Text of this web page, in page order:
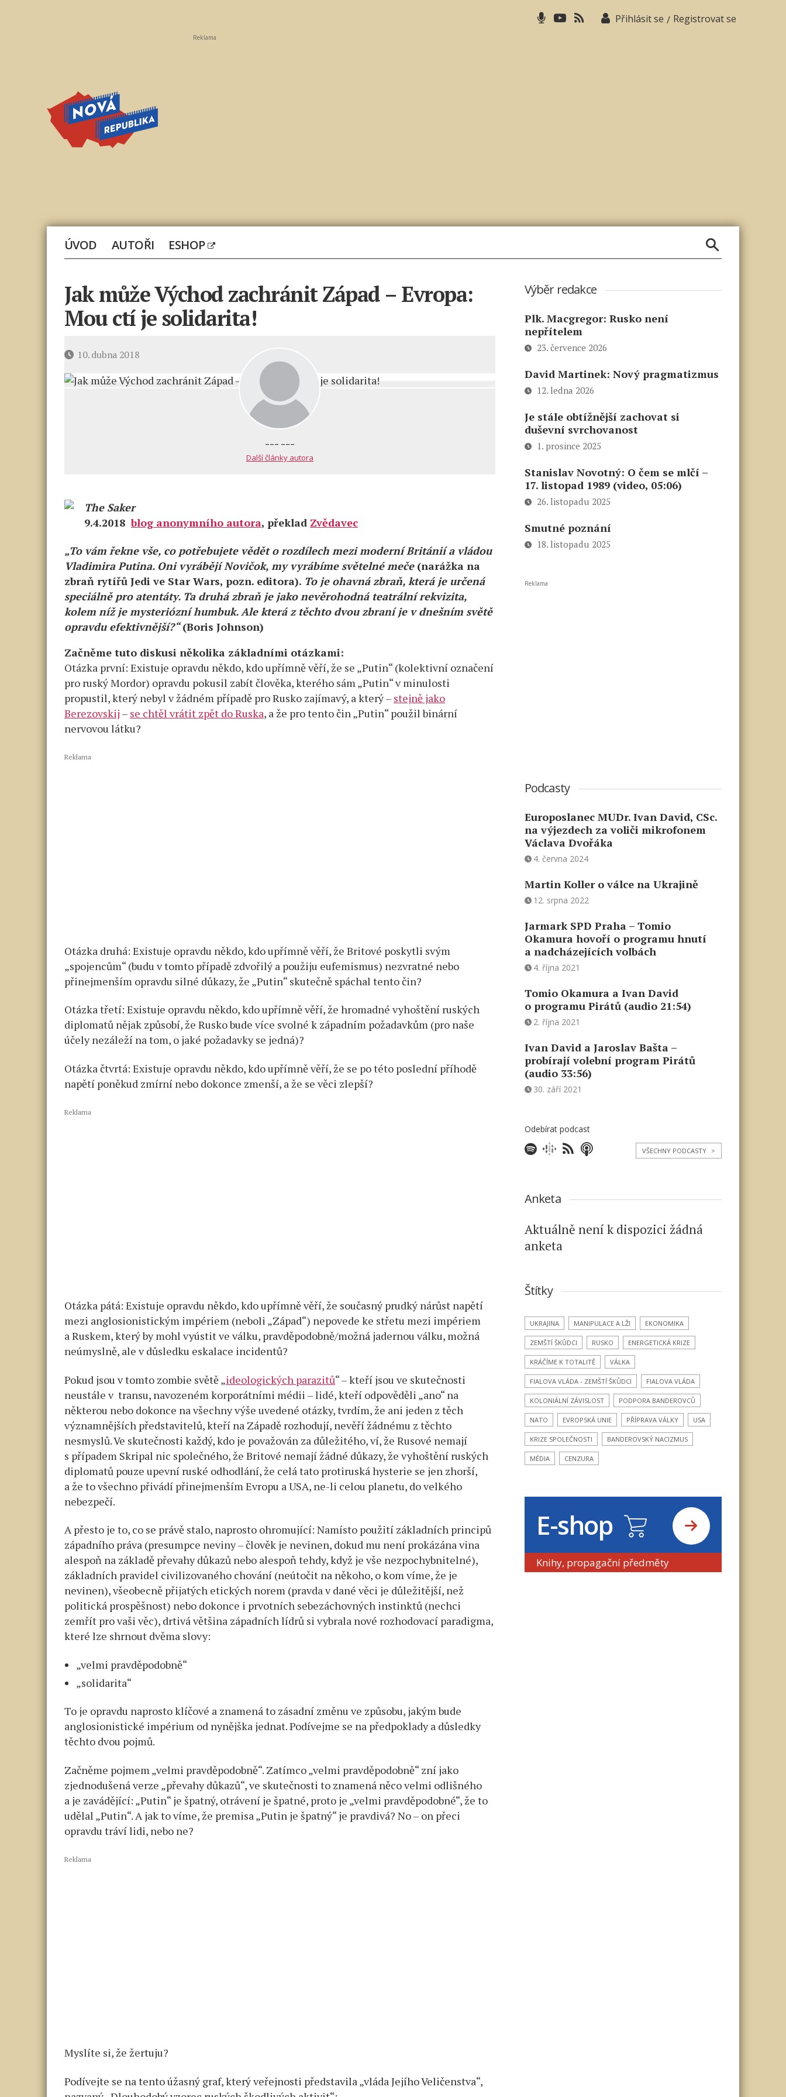
Přihlásit se / Registrovat se
Reklama
ÚVOD AUTOŘI ESHOP
Jak může Východ zachránit Západ – Evropa:
Mou ctí je solidarita!
Datum10. dubna 2018
--- ---
Další články autora
The Saker
9.4.2018blog anonymního autora, překlad Zvědavec
„To vám řekne vše, co potřebujete vědět o rozdílech mezi moderní Británií a vládou
Vladimira Putina. Oni vyrábějí Novičok, my vyrábíme světelné meče(narážka na
zbraň rytířů Jedi ve Star Wars, pozn. editora). To je ohavná zbraň, která je určená
speciálně pro atentáty. Ta druhá zbraň je jako nevěrohodná teatrální rekvizita,
kolem níž je mysteriózní humbuk. Ale která z těchto dvou zbraní je v dnešním světě
opravdu efektivnější?“(Boris Johnson)
Začněme tuto diskusi několika základními otázkami:
Otázka první: Existuje opravdu někdo, kdo upřímně věří, že se „Putin“ (kolektivní označení
pro ruský Mordor) opravdu pokusil zabít člověka, kterého sám „Putin“ v minulosti
propustil, který nebyl v žádném případě pro Rusko zajímavý, a který – stejně jako
Berezovskij – se chtěl vrátit zpět do Ruska, a že pro tento čin „Putin“ použil binární
nervovou látku?
Reklama
Otázka druhá: Existuje opravdu někdo, kdo upřímně věří, že Britové poskytli svým
„spojencům“ (budu v tomto případě zdvořilý a použiju eufemismus) nezvratné nebo
přinejmenším opravdu silné důkazy, že „Putin“ skutečně spáchal tento čin?
Otázka třetí: Existuje opravdu někdo, kdo upřímně věří, že hromadné vyhoštění ruských
diplomatů nějak způsobí, že Rusko bude více svolné k západním požadavkům (pro naše
účely nezáleží na tom, o jaké požadavky se jedná)?
Otázka čtvrtá: Existuje opravdu někdo, kdo upřímně věří, že se po této poslední příhodě
napětí poněkud zmírní nebo dokonce zmenší, a že se věci zlepší?
Reklama
Otázka pátá: Existuje opravdu někdo, kdo upřímně věří, že současný prudký nárůst napětí
mezi anglosionistickým impériem (neboli „Západ“) nepovede ke střetu mezi impériem
a Ruskem, který by mohl vyústit ve válku, pravděpodobně/možná jadernou válku, možná
neúmyslně, ale v důsledku eskalace incidentů?
Pokud jsou v tomto zombie světě „ideologických parazitů“ – kteří jsou ve skutečnosti
neustále v transu, navozeném korporátními médii – lidé, kteří odpověděli „ano“ na
některou nebo dokonce na všechny výše uvedené otázky, tvrdím, že ani jeden z těch
významnějších představitelů, kteří na Západě rozhodují, nevěří žádnému z těchto
nesmyslů. Ve skutečnosti každý, kdo je považován za důležitého, ví, že Rusové nemají
s případem Skripal nic společného, ​​že Britové nemají žádné důkazy, že vyhoštění ruských
diplomatů pouze upevní ruské odhodlání, že celá tato protiruská hysterie se jen zhorší,
a že to všechno přivádí přinejmenším Evropu a USA, ne-li celou planetu, do velkého
nebezpečí.
A přesto je to, co se právě stalo, naprosto ohromující: Namísto použití základních principů
západního práva (presumpce neviny – člověk je nevinen, dokud mu není prokázána vina
alespoň na základě převahy důkazů nebo alespoň tehdy, když je vše nezpochybnitelné),
základních pravidel civilizovaného chování (neútočit na někoho, o kom víme, že je
nevinen), všeobecně přijatých etických norem (pravda v dané věci je důležitější, než
politická prospěšnost) nebo dokonce i prvotních sebezáchovných instinktů (nechci
zemřít pro vaši věc), drtivá většina západních lídrů si vybrala nové rozhodovací paradigma,
které lze shrnout dvěma slovy:
„velmi pravděpodobně“
„solidarita“
To je opravdu naprosto klíčové a znamená to zásadní změnu ve způsobu, jakým bude
anglosionistické impérium od nynějška jednat. Podívejme se na předpoklady a důsledky
těchto dvou pojmů.
Začněme pojmem „velmi pravděpodobně“. Zatímco „velmi pravděpodobně“ zní jako
zjednodušená verze „převahy důkazů“, ve skutečnosti to znamená něco velmi odlišného
a je zavádějící: „Putin“ je špatný, otrávení je špatné, proto je „velmi pravděpodobné“, že to
udělal „Putin“. A jak to víme, že premisa „Putin je špatný“ je pravdivá? No – on přeci
opravdu tráví lidi, nebo ne?
Reklama
Myslíte si, že žertuju?
Podívejte se na tento úžasný graf, který veřejnosti představila „vláda Jejího Veličenstva“,
Výběr redakce
Plk. Macgregor: Rusko není
nepřítelem
23. července 2026
David Martinek: Nový pragmatizmus
12. ledna 2026
Je stále obtížnější zachovat si
duševní svrchovanost
1. prosince 2025
Stanislav Novotný: O čem se mlčí –
17. listopad 1989 (video, 05:06)
26. listopadu 2025
Smutné poznání
18. listopadu 2025
Reklama
Podcasty
Europoslanec MUDr. Ivan David, CSc.
na výjezdech za voliči mikrofonem
Václava Dvořáka
4. června 2024
Martin Koller o válce na Ukrajině
12. srpna 2022
Jarmark SPD Praha – Tomio
Okamura hovoří o programu hnutí
a nadcházejících volbách
4. října 2021
Tomio Okamura a Ivan David
o programu Pirátů (audio 21:54)
2. října 2021
Ivan David a Jaroslav Bašta –
probírají volební program Pirátů
(audio 33:56)
30. září 2021
Odebírat podcast
VŠECHNY PODCASTY >
Anketa
Aktuálně není k dispozici žádná
anketa
Štítky
UKRAJINA MANIPULACE A LŽI EKONOMIKA
ZEMŠTÍ ŠKŮDCI RUSKO ENERGETICKÁ KRIZE
KRÁČÍME K TOTALITĚ VÁLKA
FIALOVA VLÁDA - ZEMŠTÍ ŠKŮDCI FIALOVA VLÁDA
KOLONIÁLNÍ ZÁVISLOST PODPORA BANDEROVCŮ
NATO EVROPSKÁ UNIE PŘÍPRAVA VÁLKY USA
KRIZE SPOLEČNOSTI BANDEROVSKÝ NACIZMUS
MÉDIA CENZURA
E-shop
Knihy, propagační předměty